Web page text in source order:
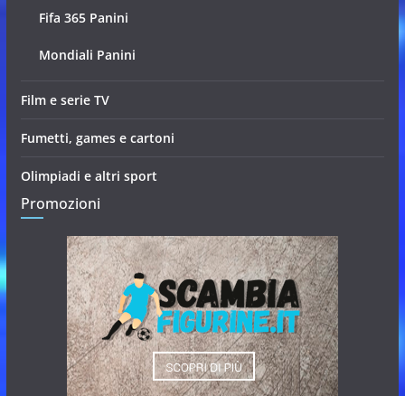
Fifa 365 Panini
Mondiali Panini
Film e serie TV
Fumetti, games e cartoni
Olimpiadi e altri sport
Promozioni